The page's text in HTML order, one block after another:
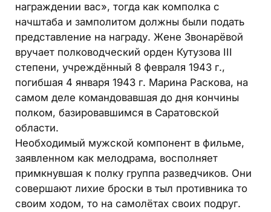
награждении вас», тогда как комполка с
начштаба и замполитом должны были подать
представление на награду. Жене Звонарёвой
вручает полководческий орден Кутузова III
степени, учреждённый 8 февраля 1943 г.,
погибшая 4 января 1943 г. Марина Раскова, на
самом деле командовавшая до дня кончины
полком, базировавшимся в Саратовской
области.
Необходимый мужской компонент в фильме,
заявленном как мелодрама, восполняет
примкнувшая к полку группа разведчиков. Они
совершают лихие броски в тыл противника то
своим ходом, то на самолётах своих подруг.